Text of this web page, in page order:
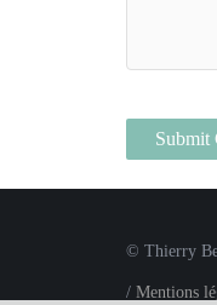
© Thierry
/ Mentions